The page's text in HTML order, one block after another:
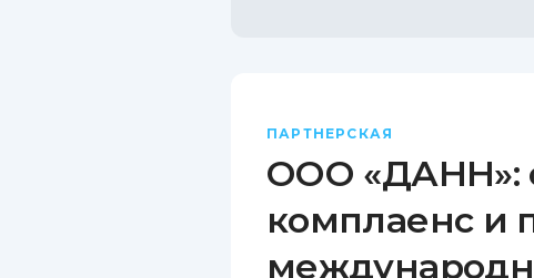
ПАРТНЕРСКАЯ
ООО «ДАНН»:
комплаенс и